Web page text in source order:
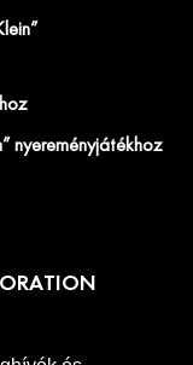
nyereményjátékhoz